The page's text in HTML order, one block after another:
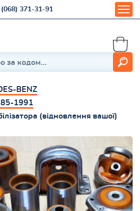
(068) 371-31-91
BENZ
1991
(відновлення вашої)